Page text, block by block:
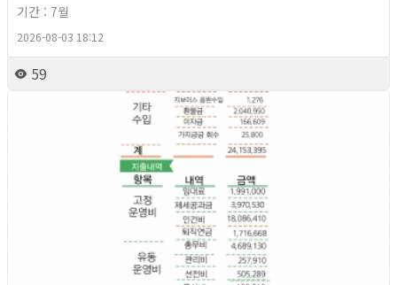
기간 : 7월
2026-08-03 18:12
59